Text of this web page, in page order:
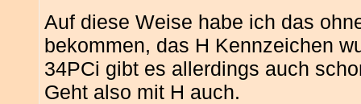
Auf diese Weise habe ich das
bekommen, das H Kennzeichen
34PCi gibt es allerdings auch
Geht also mit H auch.